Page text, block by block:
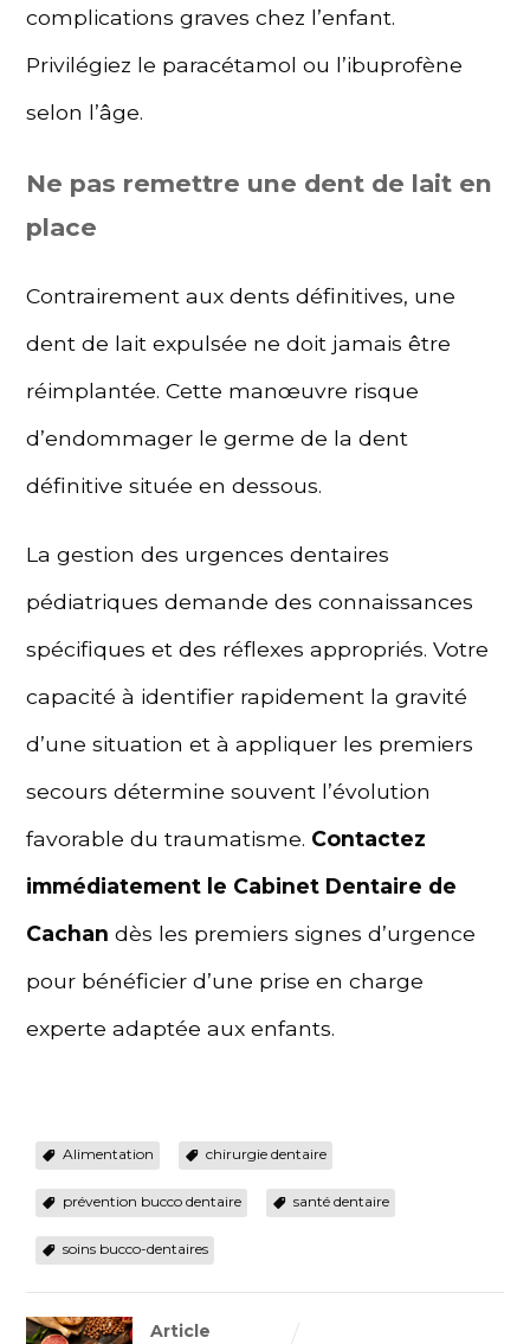
complications graves chez l’enfant.
Privilégiez le paracétamol ou l’ibuprofène
selon l’âge.
Ne pas remettre une dent de lait en
place
Contrairement aux dents définitives, une
dent de lait expulsée ne doit jamais être
réimplantée. Cette manœuvre risque
d’endommager le germe de la dent
définitive située en dessous.
La gestion des urgences dentaires
pédiatriques demande des connaissances
spécifiques et des réflexes appropriés. Votre
capacité à identifier rapidement la gravité
d’une situation et à appliquer les premiers
secours détermine souvent l’évolution
favorable du traumatisme. Contactez
immédiatement le Cabinet Dentaire de
Cachan dès les premiers signes d’urgence
pour bénéficier d’une prise en charge
experte adaptée aux enfants.
Alimentation chirurgie dentaire
prévention bucco dentaire santé dentaire
soins bucco-dentaires
Article